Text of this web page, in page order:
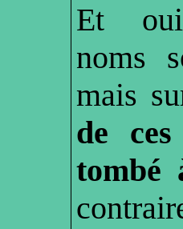
Et
noms
mais
de
tombé